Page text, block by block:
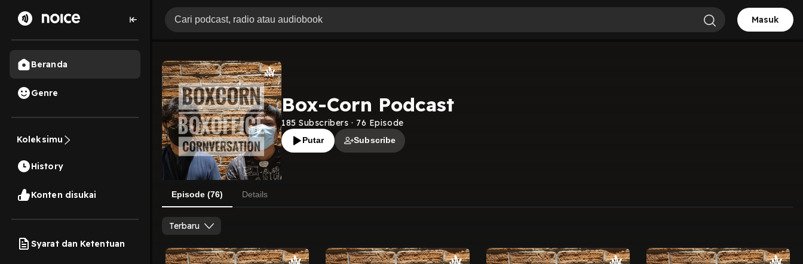
Beranda
Genre
Koleksimu
History
Konten disukai
Syarat dan Ketentuan
Masuk
Box-Corn Podcast
185 Subscribers · 76 Episode
Putar Subscribe
Episode (76) Details
Terbaru